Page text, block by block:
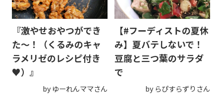
『激やせおやつができ
た～！（くるみのキャ
ラメリゼのレシピ付き
♥）』
by ゆーれんママさん
【#フーディストの夏休
み】夏バテしないで！
豆腐と三つ葉のサラダ
で
by らぴすらずりさん